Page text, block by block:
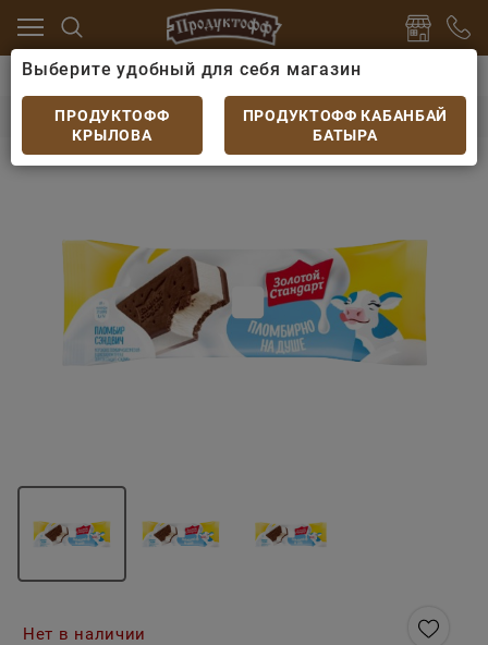
яйцо Мороженое
Мороженое Золотой Стандарт
Мороженое Золотой Стандарт сэндвич 69гр
Нет в наличии
Выберите удобный для себя магазин
ПРОДУКТОФФ
КРЫЛОВА
ПРОДУКТОФФ КАБАНБАЙ
БАТЫРА